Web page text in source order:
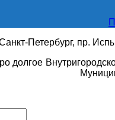
Петербург, пр.